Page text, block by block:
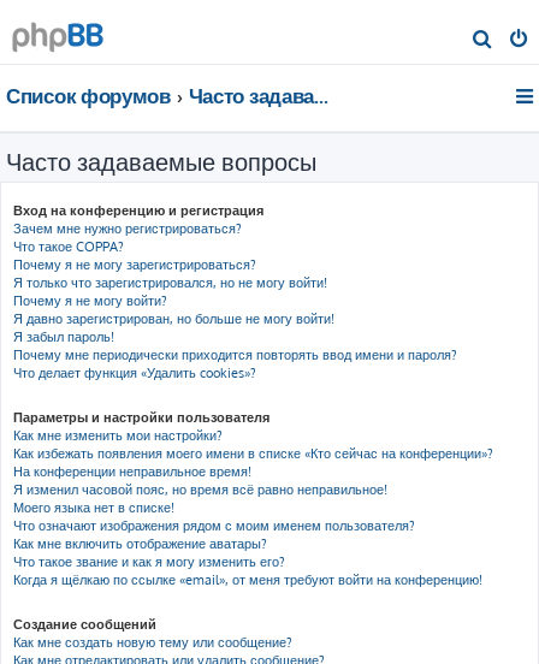
о
Список форумов Часто задаваемые вопросы
Часто задаваемые вопросы
Вход на конференцию и регистрация
Зачем мне нужно регистрироваться?
Что такое COPPA?
Почему я не могу зарегистрироваться?
Я только что зарегистрировался, но не могу войти!
Почему я не могу войти?
Я давно зарегистрирован, но больше не могу войти!
Я забыл пароль!
Почему мне периодически приходится повторять ввод имени и пароля?
Что делает функция «Удалить cookies»?
Параметры и настройки пользователя
Как мне изменить мои настройки?
Как избежать появления моего имени в списке «Кто сейчас на конференции»?
На конференции неправильное время!
Я изменил часовой пояс, но время всё равно неправильное!
Моего языка нет в списке!
Что означают изображения рядом с моим именем пользователя?
Как мне включить отображение аватары?
Что такое звание и как я могу изменить его?
Когда я щёлкаю по ссылке «email», от меня требуют войти на конференцию!
Создание сообщений
Как мне создать новую тему или сообщение?
Как мне отредактировать или удалить сообщение?